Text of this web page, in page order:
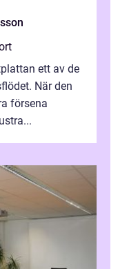
ett av de
När den
försena